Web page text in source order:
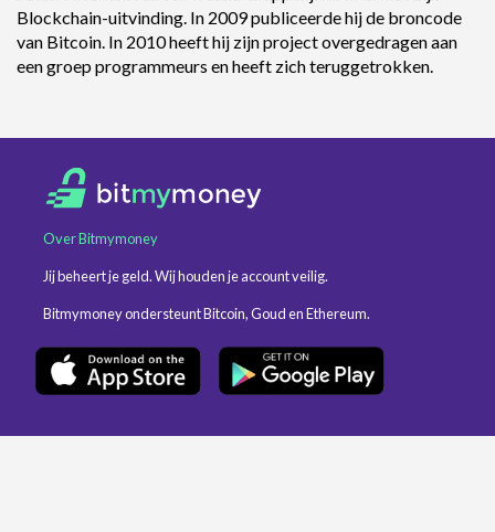
Blockchain-uitvinding. In 2009 publiceerde hij de broncode
van Bitcoin. In 2010 heeft hij zijn project overgedragen aan
een groep programmeurs en heeft zich teruggetrokken.
Over Bitmymoney
Jij beheert je geld. Wij houden je account veilig.
Bitmymoney ondersteunt Bitcoin, Goud en Ethereum.